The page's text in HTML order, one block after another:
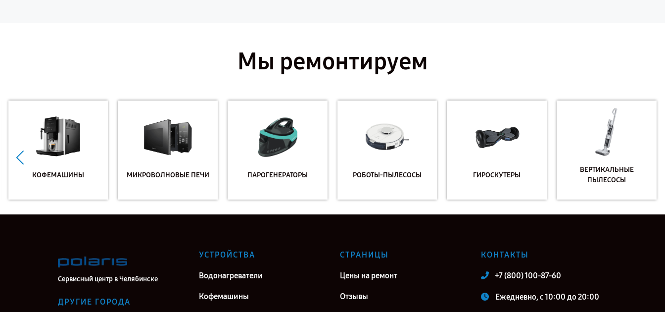
Мы ремонтируем
КОФЕМАШИНЫ МИКРОВОЛНОВЫЕ ПЕЧИ ПАРОГЕНЕРАТОРЫ РОБОТЫ-ПЫЛЕСОСЫ ГИРОСКУТЕРЫ
ВЕРТИКАЛЬНЫЕ
ПЫЛЕСОСЫ
Сервисный центр в Челябинске
ДРУГИЕ ГОРОДА
УСТРОЙСТВА
Водонагреватели
Кофемашины
СТРАНИЦЫ
Цены на ремонт
Отзывы
КОНТАКТЫ
+7 (800) 100-87-60
Ежедневно, с 10:00 до 20:00